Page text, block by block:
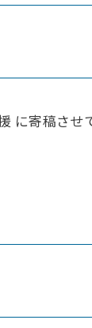
寄稿させ